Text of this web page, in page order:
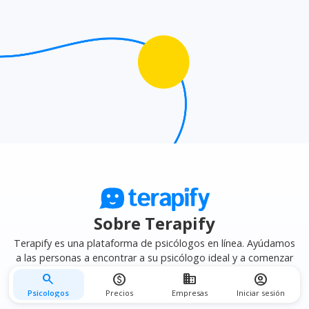
search
Psicologos
monetization_on
Precios
business
Empresas
account_circle
Iniciar sesión
Sobre Terapify
Terapify es una plataforma de psicólogos en línea. Ayúdamos
a las personas a encontrar a su psicólogo ideal y a comenzar
su terapia psicológica en línea de forma fácil, segura y privada.